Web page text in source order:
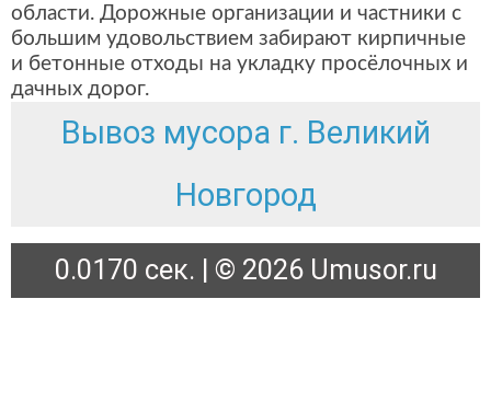
области. Дорожные организации и частники с
большим удовольствием забирают кирпичные
и бетонные отходы на укладку просёлочных и
дачных дорог.
Вывоз мусора г. Великий
Новгород
0.0170 сек. | © 2026 Umusor.ru